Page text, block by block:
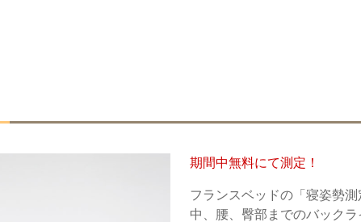
期間中無料にて測定！
フランスベッドの「寝姿勢
中、腰、臀部までのバック